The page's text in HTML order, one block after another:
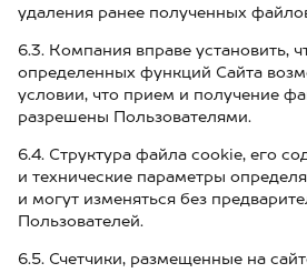
удаления ранее полученных
6.3. Компания вправе установить,
определенных функций Сайта
условии, что прием и получение
разрешены Пользователями.
6.4. Структура файла cookie, его
и технические параметры
и могут изменяться без
Пользователей.
6.5. Счетчики, размещенные на